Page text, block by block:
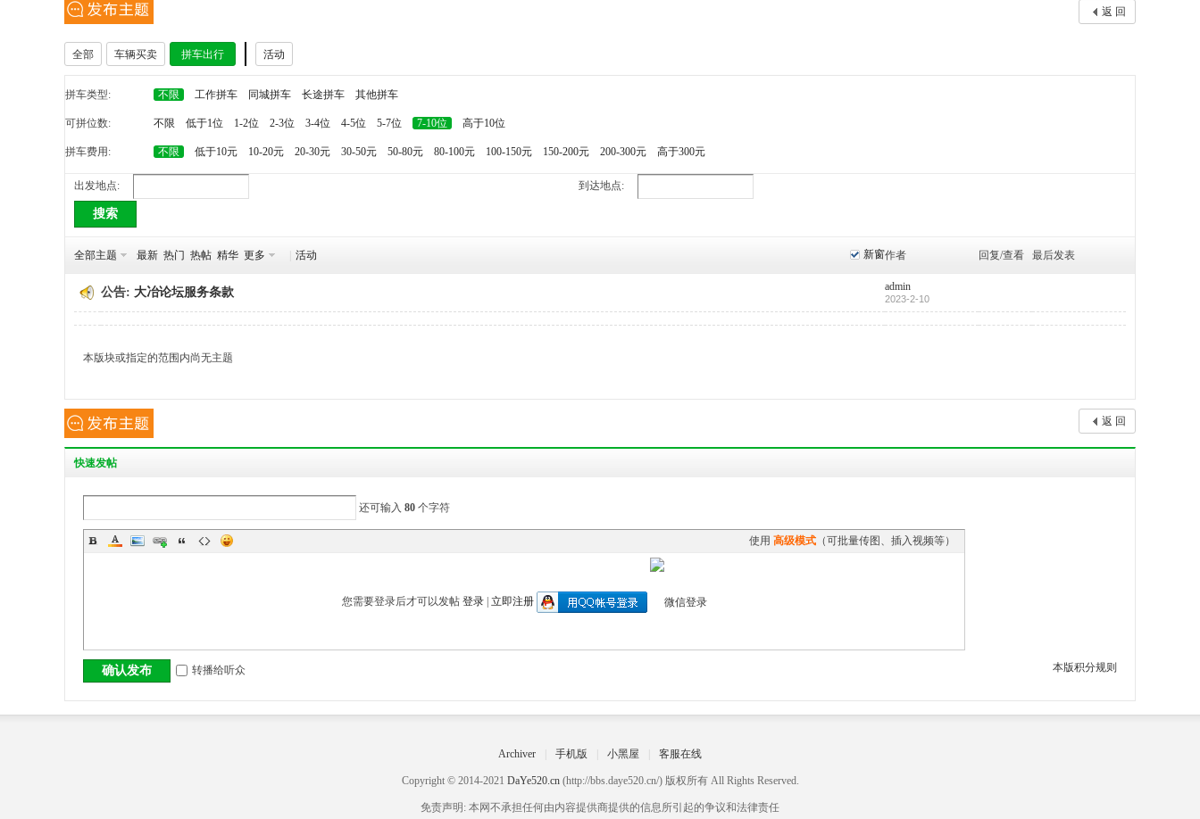
冶
网
丨
返 回
全部 车辆买卖 拼车出行 活动
拼车类型: 不限 工作拼车 同城拼车 长途拼车 其他拼车
可拼位数: 不限 低于1位 1-2位 2-3位 3-4位 4-5位 5-7位 7-10位 高于10位
拼车费用: 不限 低于10元 10-20元 20-30元 30-50元 50-80元 80-100元 100-150元 150-200元 200-300元 高于300元
出发地点: 到达地点:
搜索
新窗
全部主题 最新 热门 热帖 精华 更多 活动 作者 回复/查看 最后发表
公告: 大冶论坛服务条款 admin
2023-2-10
本版块或指定的范围内尚无主题
返 回
快速发帖
还可输入 80 个字符
使用 高级模式 （可批量传图、插入视频等）
您需要登录后才可以发帖 登录| 立即注册
本版积分规则
确认发布 转播给听众
Archiver 手机版 小黑屋 客服在线
Copyright © 2014-2021 DaYe520.cn(http://bbs.daye520.cn/) 版权所有 All Rights Reserved.
免责声明: 本网不承担任何由内容提供商提供的信息所引起的争议和法律责任